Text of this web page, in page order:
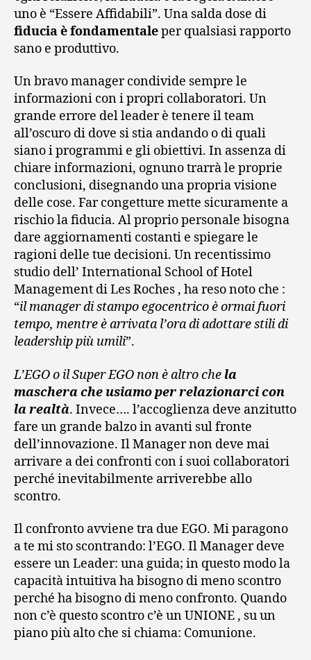
uno è “Essere Affidabili”. Una salda dose di
fiducia è fondamentaleper qualsiasi rapporto
sano e produttivo.
Un bravo manager condivide sempre le
informazioni con i propri collaboratori. Un
grande errore del leader è tenere il team
all’oscuro di dove si stia andando o di quali
siano i programmi e gli obiettivi. In assenza di
chiare informazioni, ognuno trarrà le proprie
conclusioni, disegnando una propria visione
delle cose. Far congetture mette sicuramente a
rischio la fiducia. Al proprio personale bisogna
dare aggiornamenti costanti e spiegare le
ragioni delle tue decisioni. Un recentissimo
studio dell’ International School of Hotel
Management di Les Roches , ha reso noto che :
“il manager di stampo egocentrico è ormai fuori
tempo, mentre è arrivata l’ora di adottare stili di
leadership più umili”.
L’EGO o il Super EGO non è altro che la
maschera che usiamo per relazionarci con
la realtà. Invece…. l’accoglienza deve anzitutto
fare un grande balzo in avanti sul fronte
dell’innovazione. Il Manager non deve mai
arrivare a dei confronti con i suoi collaboratori
perché inevitabilmente arriverebbe allo
scontro.
Il confronto avviene tra due EGO. Mi paragono
a te mi sto scontrando: l’EGO. Il Manager deve
essere un Leader: una guida; in questo modo la
capacità intuitiva ha bisogno di meno scontro
perché ha bisogno di meno confronto. Quando
non c’è questo scontro c’è un UNIONE , su un
piano più alto che si chiama: Comunione.